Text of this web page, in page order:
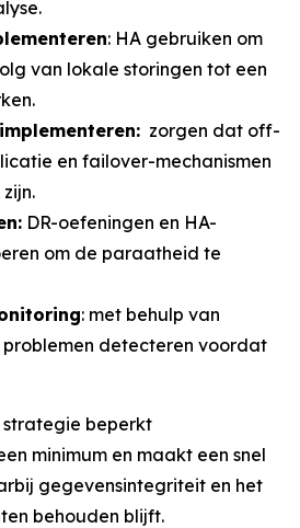
: HA gebruiken om
van lokale storingen tot een
implementeren: zorgen dat off-
en failover-mechanismen
DR-oefeningen en HA-
om de paraatheid te
: met behulp van
detecteren voordat
beperkt
minimum en maakt een snel
gegevensintegriteit en het
behouden blijft.